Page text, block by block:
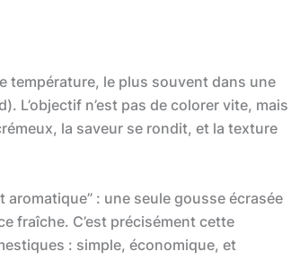
température, le plus souvent dans une
L’objectif n’est pas de colorer vite, mais
la saveur se rondit, et la texture
aromatique” : une seule gousse écrasée
fraîche. C’est précisément cette
: simple, économique, et